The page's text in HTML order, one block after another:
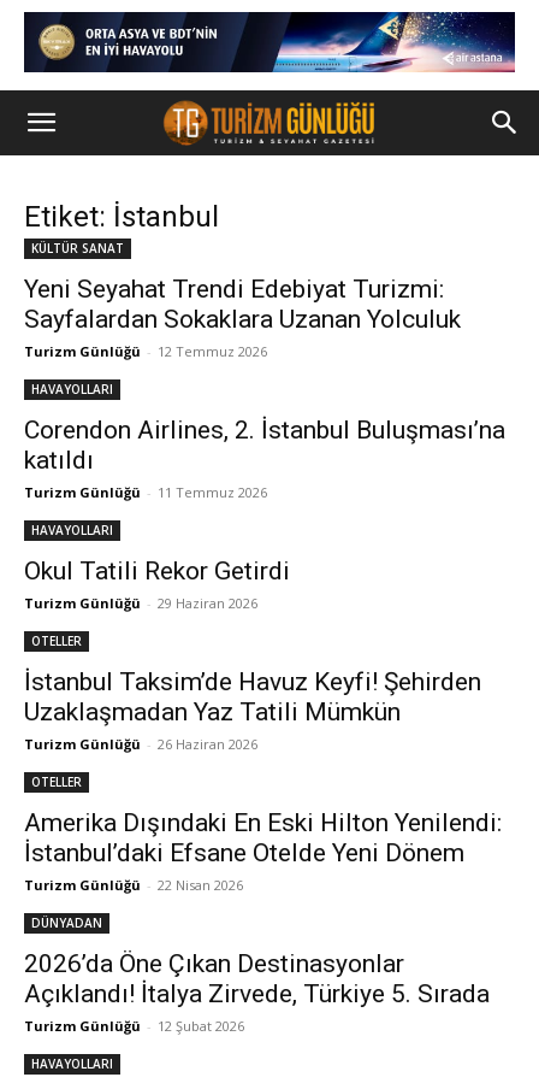
Etiket: İstanbul
KÜLTÜR SANAT
Yeni Seyahat Trendi Edebiyat Turizmi:
Sayfalardan Sokaklara Uzanan Yolculuk
Turizm Günlüğü - 12 Temmuz 2026
HAVAYOLLARI
Corendon Airlines, 2. İstanbul Buluşması’na
katıldı
Turizm Günlüğü - 11 Temmuz 2026
HAVAYOLLARI
Okul Tatili Rekor Getirdi
Turizm Günlüğü - 29 Haziran 2026
OTELLER
İstanbul Taksim’de Havuz Keyfi! Şehirden
Uzaklaşmadan Yaz Tatili Mümkün
Turizm Günlüğü - 26 Haziran 2026
OTELLER
Amerika Dışındaki En Eski Hilton Yenilendi:
İstanbul’daki Efsane Otelde Yeni Dönem
Turizm Günlüğü - 22 Nisan 2026
DÜNYADAN
2026’da Öne Çıkan Destinasyonlar
Açıklandı! İtalya Zirvede, Türkiye 5. Sırada
Turizm Günlüğü - 12 Şubat 2026
HAVAYOLLARI